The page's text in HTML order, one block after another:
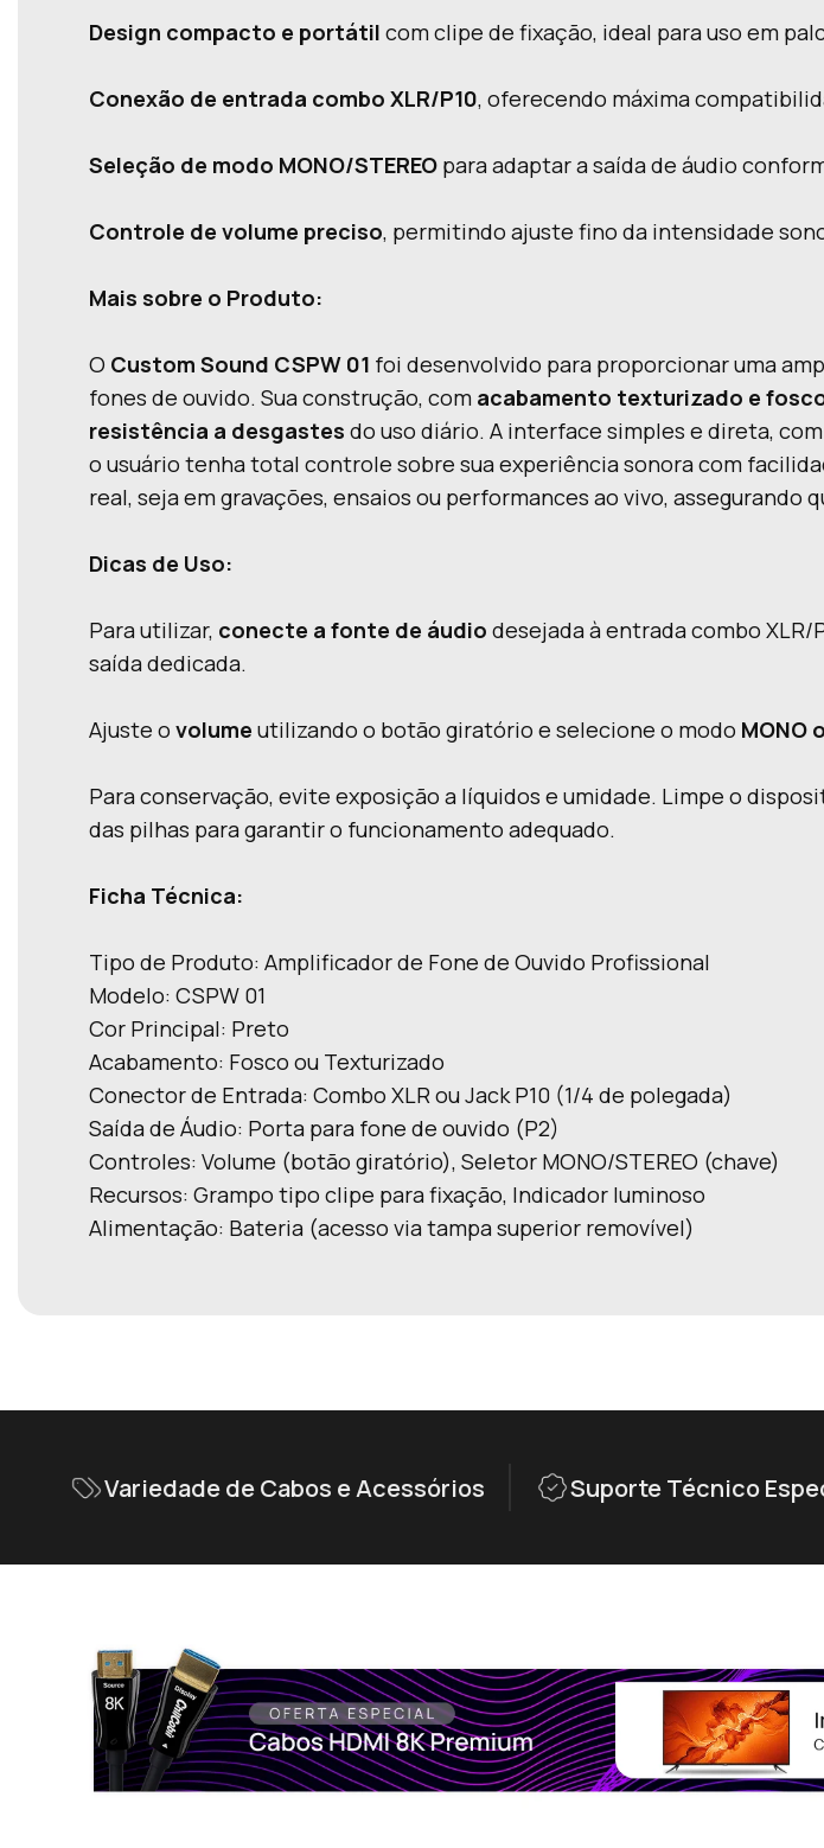
Design compacto e portátil com clipe de fixação, ideal para uso em
Conexão de entrada combo XLR/P10, oferecendo máxima
Seleção de modo MONO/STEREO para adaptar a saída de áudio
Controle de volume preciso, permitindo ajuste fino da intensidade
Mais sobre o Produto:
O Custom Sound CSPW 01 foi desenvolvido para proporcionar uma
fones de ouvido. Sua construção, com acabamento texturizado e
resistência a desgastes do uso diário. A interface simples e direta,
o usuário tenha total controle sobre sua experiência sonora com
real, seja em gravações, ensaios ou performances ao vivo,
Dicas de Uso:
Para utilizar, conecte a fonte de áudio desejada à entrada combo XLR/
saída dedicada.
Ajuste o volume utilizando o botão giratório e selecione o modo MONO
Para conservação, evite exposição a líquidos e umidade. Limpe o
das pilhas para garantir o funcionamento adequado.
Ficha Técnica:
Tipo de Produto: Amplificador de Fone de Ouvido Profissional
Modelo: CSPW 01
Cor Principal: Preto
Acabamento: Fosco ou Texturizado
Conector de Entrada: Combo XLR ou Jack P10 (1/4 de polegada)
Saída de Áudio: Porta para fone de ouvido (P2)
Controles: Volume (botão giratório), Seletor MONO/STEREO (chave)
Recursos: Grampo tipo clipe para fixação, Indicador luminoso
Alimentação: Bateria (acesso via tampa superior removível)
Variedade de Cabos e Acessórios Suporte Técnico